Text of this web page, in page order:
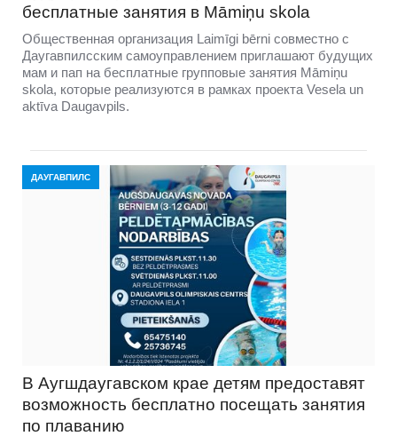
бесплатные занятия в Māmiņu skola
Общественная организация Laimīgi bērni совместно с
Даугавпилсским самоуправлением приглашают будущих
мам и пап на бесплатные групповые занятия Māmiņu
skola, которые реализуются в рамках проекта Vesela un
aktīva Daugavpils.
ДАУГАВПИЛС
В Аугшдаугавском крае детям предоставят
возможность бесплатно посещать занятия
по плаванию